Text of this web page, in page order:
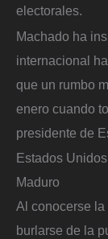
electorales.
Machado ha
internacional
que un rumbo
enero cuando
presidente de
Estados
Maduro
Al conocerse
burlarse de la